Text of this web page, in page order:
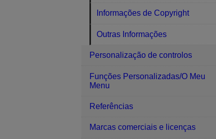
Informações de Copyright
Outras Informações
Personalização de controlos
Funções Personalizadas/O Meu
Menu
Referências
Marcas comerciais e licenças